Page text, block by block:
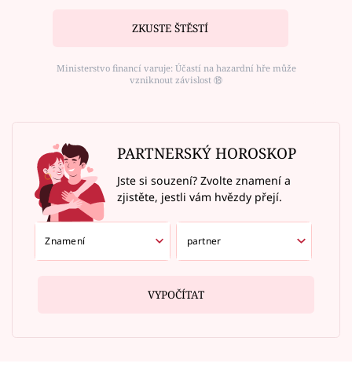
ZKUSTE ŠTĚSTÍ
Ministerstvo financí varuje: Účastí na hazardní hře může
vzniknout závislost ⑱
PARTNERSKÝ HOROSKOP
Jste si souzení? Zvolte znamení a
zjistěte, jestli vám hvězdy přejí.
VYPOČÍTAT